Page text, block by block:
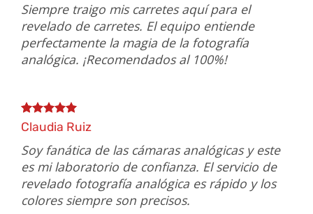
Siempre traigo mis carretes aquí para el
revelado de carretes. El equipo entiende
perfectamente la magia de la fotografía
analógica. ¡Recomendados al 100%!
Claudia Ruiz
Soy fanática de las cámaras analógicas y este
es mi laboratorio de confianza. El servicio de
revelado fotografía analógica es rápido y los
colores siempre son precisos.